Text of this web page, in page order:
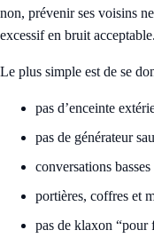
non, prévenir ses voisins
excessif en bruit acceptable.
Le plus simple est de se
pas d’enceinte
pas de générateur
conversations
portières, coffres et
pas de klaxon “pour